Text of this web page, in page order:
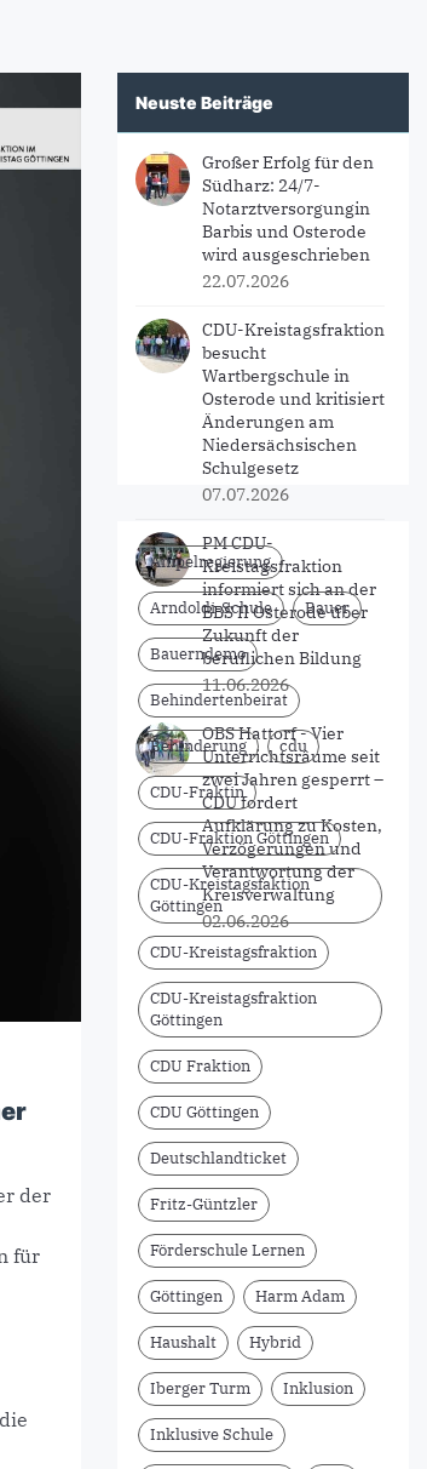
der
für
Neuste Beiträge
Großer Erfolg für den
Südharz: 24/7-
Notarztversorgungin
Barbis und Osterode
wird ausgeschrieben
22.07.2026
CDU-Kreistagsfraktion
besucht
Wartbergschule in
Osterode und kritisiert
Änderungen am
Niedersächsischen
Schulgesetz
07.07.2026
PM CDU-
Kreistagsfraktion
informiert sich an der
BBS II Osterode über
Zukunft der
beruflichen Bildung
11.06.2026
OBS Hattorf - Vier
Unterrichtsräume seit
zwei Jahren gesperrt –
CDU fordert
Aufklärung zu Kosten,
Verzögerungen und
Verantwortung der
Kreisverwaltung
02.06.2026
Ampelregierung
Arndoldi-Schule Bauer
Bauerndemo
Behindertenbeirat
Behinderung cdu
CDU-Fraktin
CDU-Fraktion Göttingen
CDU-Kreistagsfaktion
Göttingen
CDU-Kreistagsfraktion
CDU-Kreistagsfraktion
Göttingen
CDU Fraktion
CDU Göttingen
Deutschlandticket
Fritz-Güntzler
Förderschule Lernen
Göttingen Harm Adam
Haushalt Hybrid
Iberger Turm Inklusion
Inklusive Schule